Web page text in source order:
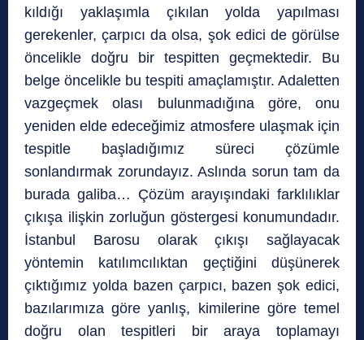
kıldığı yaklaşımla çıkılan yolda yapılması
gerekenler, çarpıcı da olsa, şok edici de görülse
öncelikle doğru bir tespitten geçmektedir. Bu
belge öncelikle bu tespiti amaçlamıştır. Adaletten
vazgeçmek olası bulunmadığına göre, onu
yeniden elde edeceğimiz atmosfere ulaşmak için
tespitle başladığımız süreci çözümle
sonlandırmak zorundayız. Aslında sorun tam da
burada galiba… Çözüm arayışındaki farklılıklar
çıkışa ilişkin zorluğun göstergesi konumundadır.
İstanbul Barosu olarak çıkışı sağlayacak
yöntemin katılımcılıktan geçtiğini düşünerek
çıktığımız yolda bazen çarpıcı, bazen şok edici,
bazılarımıza göre yanlış, kimilerine göre temel
doğru olan tespitleri bir araya toplamayı